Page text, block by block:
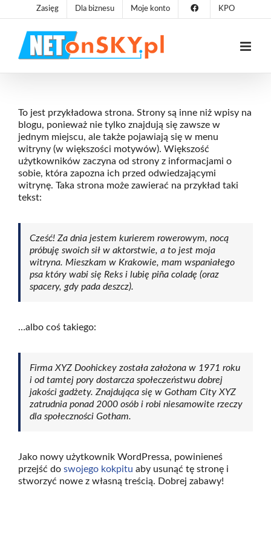
do
zawartości
Zasięg Dla biznesu Moje konto KPO
To jest przykładowa strona. Strony są inne niż wpisy na
blogu, ponieważ nie tylko znajdują się zawsze w
jednym miejscu, ale także pojawiają się w menu
witryny (w większości motywów). Większość
użytkowników zaczyna od strony z informacjami o
sobie, która zapozna ich przed odwiedzającymi
witrynę. Taka strona może zawierać na przykład taki
tekst:
Cześć! Za dnia jestem kurierem rowerowym, nocą
próbuję swoich sił w aktorstwie, a to jest moja
witryna. Mieszkam w Krakowie, mam wspaniałego
psa który wabi się Reks i lubię piña coladę (oraz
spacery, gdy pada deszcz).
…albo coś takiego:
Firma XYZ Doohickey została założona w 1971 roku
i od tamtej pory dostarcza społeczeństwu dobrej
jakości gadżety. Znajdująca się w Gotham City XYZ
zatrudnia ponad 2000 osób i robi niesamowite rzeczy
dla społeczności Gotham.
Jako nowy użytkownik WordPressa, powinieneś
przejść do swojego kokpitu aby usunąć tę stronę i
stworzyć nowe z własną treścią. Dobrej zabawy!